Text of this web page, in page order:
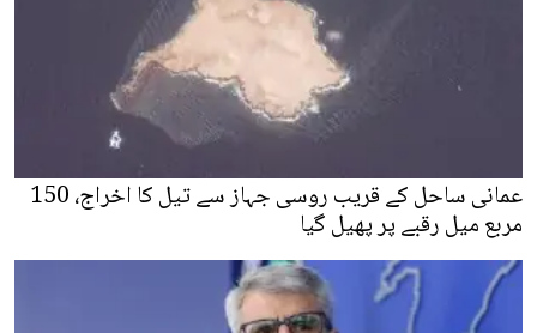
عمانی ساحل کے قریب روسی جہاز سے تیل کا اخراج، 150
مربع میل رقبے پر پھیل گیا